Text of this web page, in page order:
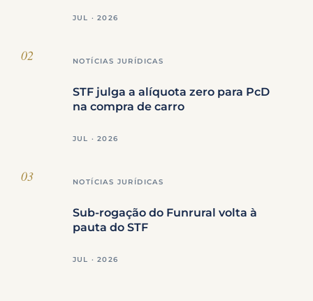
JUL · 2026
NOTÍCIAS JURÍDICAS
STF julga a alíquota zero para PcD
na compra de carro
JUL · 2026
NOTÍCIAS JURÍDICAS
Sub-rogação do Funrural volta à
pauta do STF
JUL · 2026